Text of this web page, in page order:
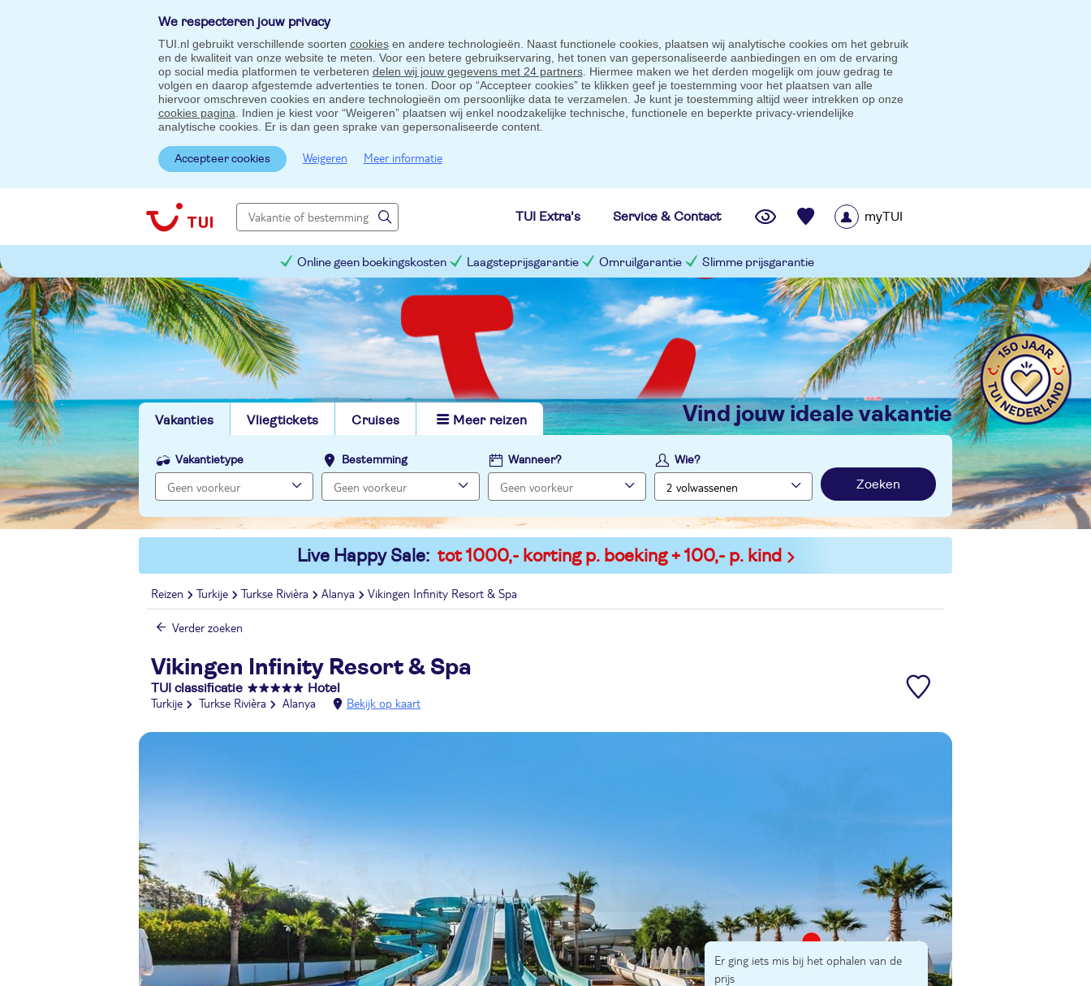
We respecteren jouw privacy
TUI.nl gebruikt verschillende soorten cookiesen andere technologieën. Naast functionele cookies, plaatsen wij analytische cookies om het gebruik
en de kwaliteit van onze website te meten. Voor een betere gebruikservaring, het tonen van gepersonaliseerde aanbiedingen en om de ervaring
op social media platformen te verbeteren delen wij jouw gegevens met 24 partners. Hiermee maken we het derden mogelijk om jouw gedrag te
volgen en daarop afgestemde advertenties te tonen. Door op “Accepteer cookies” te klikken geef je toestemming voor het plaatsen van alle
hiervoor omschreven cookies en andere technologieën om persoonlijke data te verzamelen. Je kunt je toestemming altijd weer intrekken op onze
cookies pagina . Indien je kiest voor “Weigeren” plaatsen wij enkel noodzakelijke technische, functionele en beperkte privacy-vriendelijke
analytische cookies. Er is dan geen sprake van gepersonaliseerde content.
Accepteer cookies Weigeren Meer informatie
TUI Extra's Service & Contact myTUI
Online geen boekingskosten Laagsteprijsgarantie Omruilgarantie Slimme prijsgarantie
Vakanties Vliegtickets Cruises Meer reizen vind jouw ideale vakantie
Vakantietype Bestemming Wanneer? Wie?
Zoeken
Live Happy Sale: tot 1000,- korting p. boeking + 100,- p. kind
Reizen Turkije Turkse Rivièra Alanya Vikingen Infinity Resort & Spa
Verder zoeken
Vikingen Infinity Resort & Spa
TUI classificatie Hotel
Turkije Turkse Rivièra Alanya Bekijk op kaart
Er ging iets mis bij het ophalen van de
prijs